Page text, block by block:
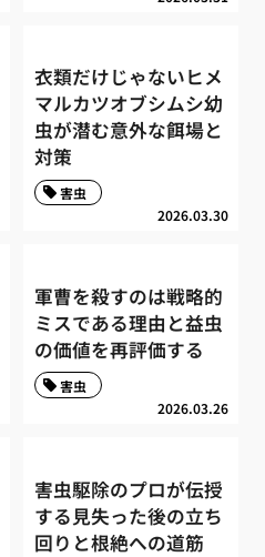
衣類だけじゃないヒメ
マルカツオブシムシ幼
虫が潜む意外な餌場と
対策
2026.03.30
害虫
軍曹を殺すのは戦略的
ミスである理由と益虫
の価値を再評価する
2026.03.26
害虫
害虫駆除のプロが伝授
する見失った後の立ち
回りと根絶への道筋